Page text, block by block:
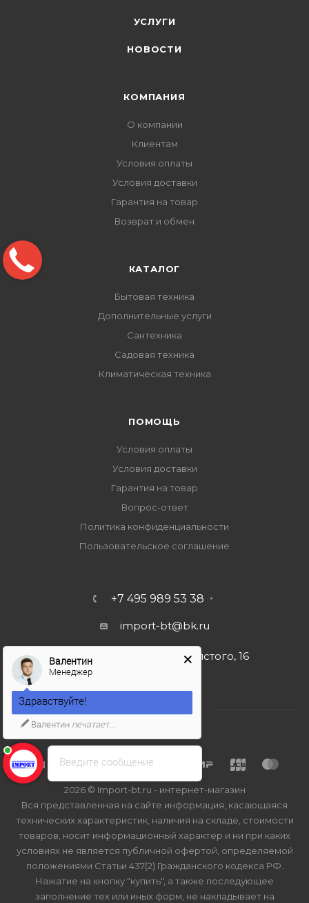
УСЛУГИ
НОВОСТИ
КОМПАНИЯ
О компании
Клиентам
Условия оплаты
Условия доставки
Гарантия на товар
Возврат и обмен
КАТАЛОГ
Бытовая техника
Дополнительные услуги
Сантехника
Садовая техника
Климатическая техника
ПОМОЩЬ
Условия оплаты
Условия доставки
Гарантия на товар
Вопрос-ответ
Политика конфиденциальности
Пользовательское соглашение
+7 495 989 53 38
import-bt@bk.ru
г. Москва, ул. Льва Толстого, 16
2026 © Import-bt.ru - интернет-магазин
Вся представленная на сайте информация, касающаяся
технических характеристик, наличия на складе, стоимости
товаров, носит информационный характер и ни при каких
условиях не является публичной офертой, определяемой
положениями Статьи 437(2) Гражданского кодекса РФ.
Нажатие на кнопку "купить", а также последующее
заполнение тех или иных форм, не накладывает на
Введите сообщение
Валентин
Менеджер
Здравствуйте!
Валентин печатает...